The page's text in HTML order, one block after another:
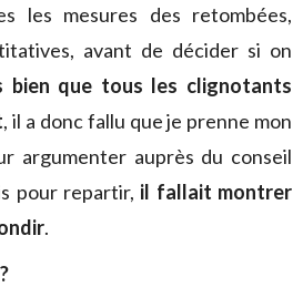
les mesures des retombées,
avant de décider si on
bien que tous les clignotants
, il a donc fallu que je prenne mon
argumenter auprès du conseil
pour repartir, il fallait montrer
.